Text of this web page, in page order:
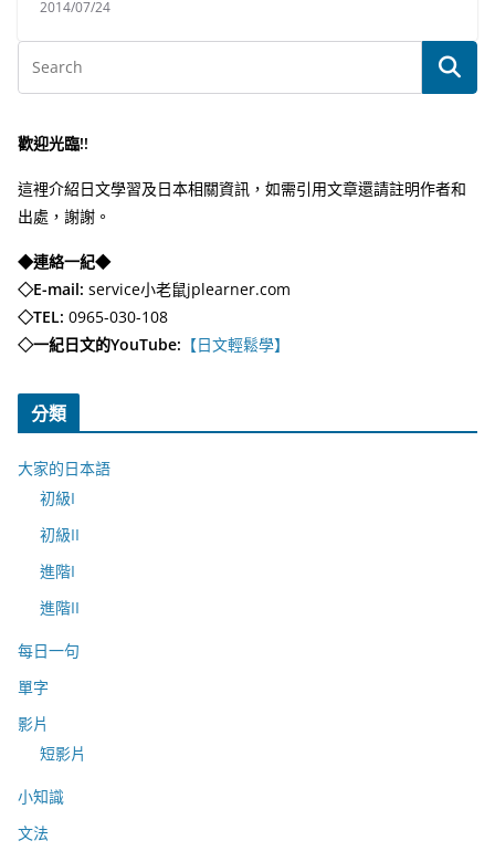
2014/07/24
歡迎光臨!!
這裡介紹日文學習及日本相關資訊，如需引用文章還請註明作者和
出處，謝謝。
◆連絡一紀◆
◇E-mail: service小老鼠jplearner.com
◇TEL: 0965-030-108
◇一紀日文的YouTube: 【日文輕鬆學】
分類
大家的日本語
初級I
初級II
進階I
進階II
每日一句
單字
影片
短影片
小知識
文法